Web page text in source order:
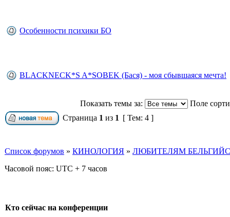
Особенности психики БО
BLACKNECK*S A*SOBEK (Бася) - моя сбывшаяся мечта!
Показать темы за:
Поле
Страница 1 из 1 [ Тем: 4 ]
Список форумов » КИНОЛОГИЯ » ЛЮБИТЕЛЯМ
Часовой пояс: UTC + 7 часов
Кто сейчас на конференции